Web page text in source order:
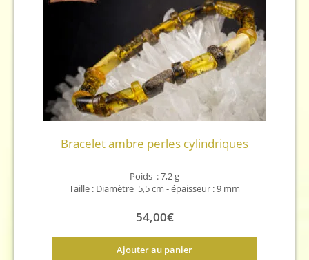
Bracelet ambre perles cylindriques
Poids : 7,2 g
Taille : Diamètre 5,5 cm - épaisseur : 9 mm
54,00€
Ajouter au panier